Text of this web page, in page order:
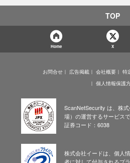
TOP
Home X
お問合せ 広告掲載 会社概要
特
個人情報保護
ScanNetSecurity は、株
場）の運営するサービスで
証券コード：6038
株式会社イードは、個人